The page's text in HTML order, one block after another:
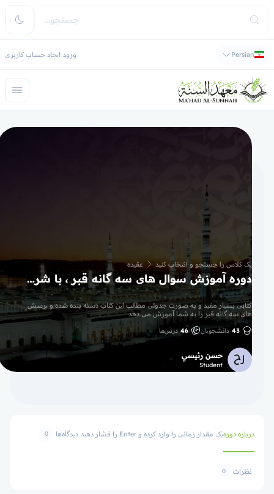
Persian ورود ایجاد حساب کاربری
یک کلاس را جستجو و انتخاب کنید عقیده
دوره آموزش سوال های سه گانه قبر ، با شرحی مختصر و جامع ، پس از موفقیت در امتحان گواهی پایان دوره با امضای شیخ هیثم سرحان حفظه الله به شما داده خواهد شد (آماده است)
کتابی بسیار مفید و به صورت جدولی مطالب این کتاب دسته بنده شده و پرسش
های سه گانه قبر را به شما آموزش می دهد
43 دانشجویان 46 درس‌ها
حسن رئيسي
Student
درباره دورهیک مقدار زمانی را وارد کرده و Enter را فشار دهید دیدگاه‌ها 0
نظرات 0